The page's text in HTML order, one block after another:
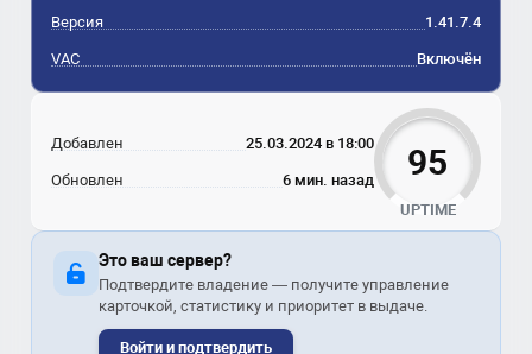
Версия 1.41.7.4
VAC Включён
Добавлен 25.03.2024 в 18:00
Обновлен 6 мин. назад 95
UPTIME
Это ваш сервер?
Подтвердите владение — получите управление
карточкой, статистику и приоритет в выдаче.
Войти и подтвердить